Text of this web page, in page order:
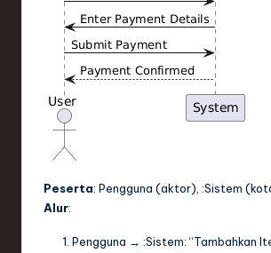
Peserta: Pengguna (aktor), :Sistem
Alur:
Pengguna → :Sistem: “Tambahkan